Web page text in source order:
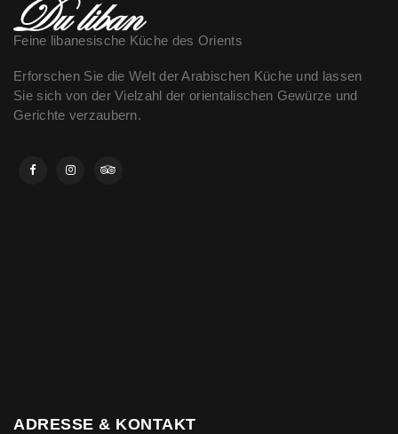
Feine libanesische Küche des Orients
Erforschen Sie die Welt der Arabischen Küche und lassen
Sie sich von der Vielzahl der orientalischen Gewürze und
Gerichte verzaubern.
ADRESSE & KONTAKT